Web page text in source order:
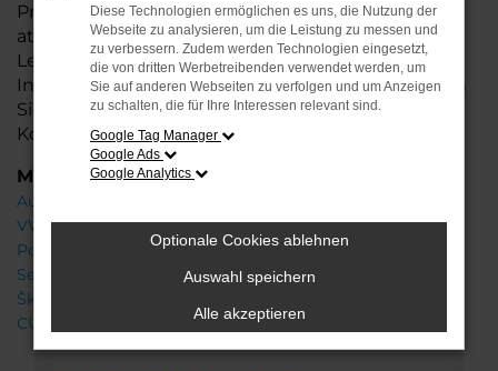
Profitieren Sie von zusätzlichenServiceswie
attraktiven Finanzierungsoptionen,
Leasingangeboten und der bequemen
Inzahlungnahme Ihres alten Fahrzeugs. Besuchen
Sie uns und finden Sie Ihr Traumauto zu besten
Konditionen!
Marken
Audi
VW
Porsche
Seat
Škoda
CUPRA
Diese Technologien ermöglichen es uns, die Nutzung der
Webseite zu analysieren, um die Leistung zu messen und
zu verbessern. Zudem werden Technologien eingesetzt,
die von dritten Werbetreibenden verwendet werden, um
Sie auf anderen Webseiten zu verfolgen und um Anzeigen
zu schalten, die für Ihre Interessen relevant sind.
Google Tag Manager
Google Ads
Google Analytics
Optionale Cookies ablehnen
Auswahl speichern
Alle akzeptieren